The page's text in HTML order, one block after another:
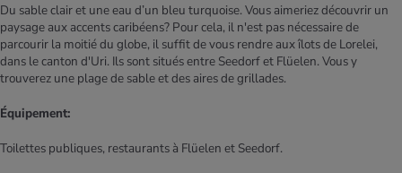
Du sable clair et une eau d’un bleu turquoise. Vous aimeriez découvrir un
paysage aux accents caribéens? Pour cela, il n'est pas nécessaire de
parcourir la moitié du globe, il suffit de vous rendre aux îlots de Lorelei,
dans le canton d'Uri. Ils sont situés entre Seedorf et Flüelen. Vous y
trouverez une plage de sable et des aires de grillades.
Équipement:
Toilettes publiques, restaurants à Flüelen et Seedorf.